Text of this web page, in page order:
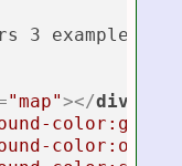
3 example
"map"></div
color:gold"